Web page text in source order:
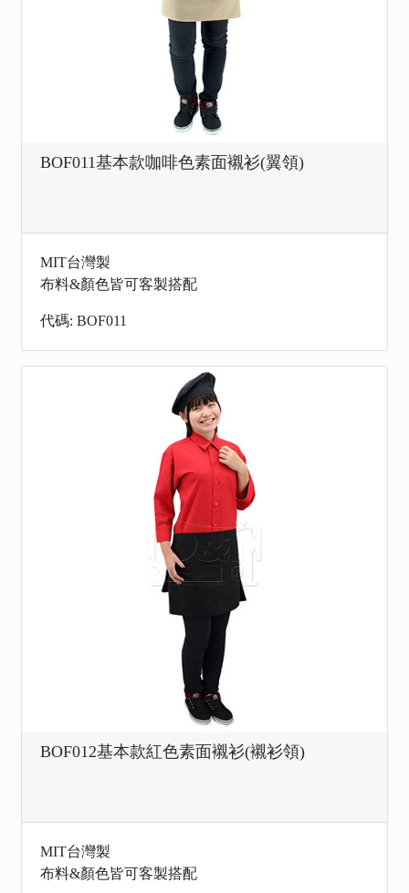
BOF011基本款咖啡色素面襯衫(翼領)
MIT台灣製
布料&顏色皆可客製搭配
代碼: BOF011
BOF012基本款紅色素面襯衫(襯衫領)
MIT台灣製
布料&顏色皆可客製搭配